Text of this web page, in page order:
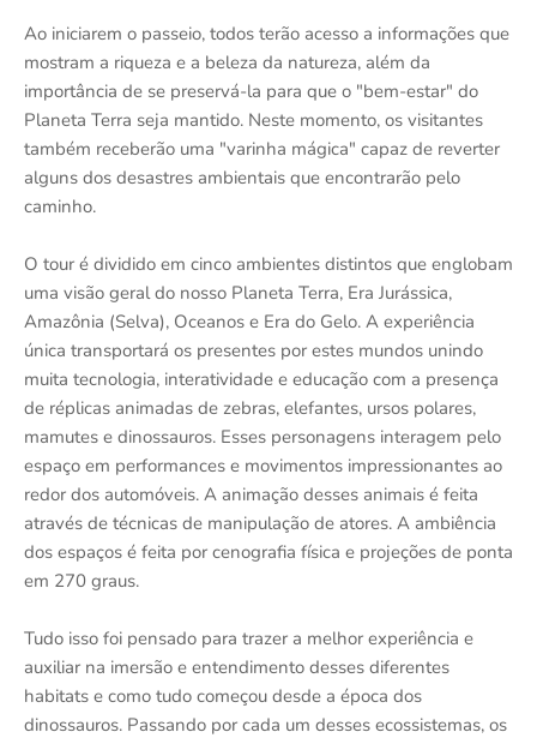
Ao iniciarem o passeio, todos terão acesso a informações que
mostram a riqueza e a beleza da natureza, além da
importância de se preservá-la para que o "bem-estar" do
Planeta Terra seja mantido. Neste momento, os visitantes
também receberão uma "varinha mágica" capaz de reverter
alguns dos desastres ambientais que encontrarão pelo
caminho.
O tour é dividido em cinco ambientes distintos que englobam
uma visão geral do nosso Planeta Terra, Era Jurássica,
Amazônia (Selva), Oceanos e Era do Gelo. A experiência
única transportará os presentes por estes mundos unindo
muita tecnologia, interatividade e educação com a presença
de réplicas animadas de zebras, elefantes, ursos polares,
mamutes e dinossauros. Esses personagens interagem pelo
espaço em performances e movimentos impressionantes ao
redor dos automóveis. A animação desses animais é feita
através de técnicas de manipulação de atores. A ambiência
dos espaços é feita por cenografia física e projeções de ponta
em 270 graus.
Tudo isso foi pensado para trazer a melhor experiência e
auxiliar na imersão e entendimento desses diferentes
habitats e como tudo começou desde a época dos
dinossauros. Passando por cada um desses ecossistemas, os